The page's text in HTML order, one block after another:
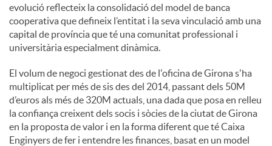
evolució reflecteix la consolidació del model de banca
cooperativa que defineix l’entitat i la seva vinculació amb una
capital de província que té una comunitat professional i
universitària especialment dinàmica.
El volum de negoci gestionat des de l'oficina de Girona s'ha
multiplicat per més de sis des del 2014, passant dels 50M
d’euros als més de 320M actuals, una dada que posa en relleu
la confiança creixent dels socis i sòcies de la ciutat de Girona
en la proposta de valor i en la forma diferent que té Caixa
Enginyers de fer i entendre les finances, basat en un model